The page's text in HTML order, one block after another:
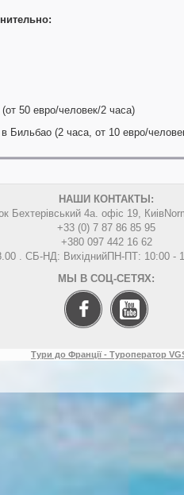
50 евро/человек/2 часа)
Бильбао (2 часа, от 10 евро/
НАШИ КОНТАКТЫ:
Бехтерівський 4а. офіс 19, Киів
+33 (0) 7 87 86 85 95
+380 097 442 16 62
. СБ-НД: ВихіднийПН-ПТ: 10:00 -
МЫ В СОЦ-СЕТЯХ:
Тури до Франції - Туроператор